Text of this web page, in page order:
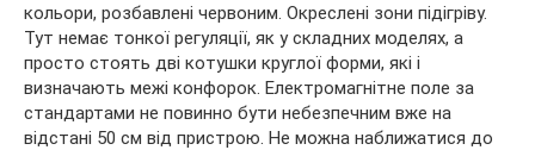
кольори, розбавлені червоним. Окреслені зони підігріву.
Тут немає тонкої регуляції, як у складних моделях, а
просто стоять дві котушки круглої форми, які і
визначають межі конфорок. Електромагнітне поле за
стандартами не повинно бути небезпечним вже на
відстані 50 см від пристрою. Не можна наближатися до